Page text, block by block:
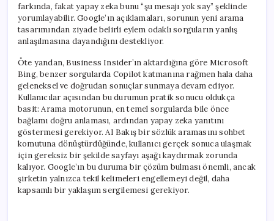
farkında, fakat yapay zeka bunu “şu mesajı yok say” şeklinde
yorumlayabilir. Google’ın açıklamaları, sorunun yeni arama
tasarımından ziyade belirli eylem odaklı sorguların yanlış
anlaşılmasına dayandığını destekliyor.
Öte yandan, Business Insider’ın aktardığına göre Microsoft
Bing, benzer sorgularda Copilot katmanına rağmen hala daha
geleneksel ve doğrudan sonuçlar sunmaya devam ediyor.
Kullanıcılar açısından bu durumun pratik sonucu oldukça
basit: Arama motorunun, en temel sorgularda bile önce
bağlamı doğru anlaması, ardından yapay zeka yanıtını
göstermesi gerekiyor. AI Bakış bir sözlük aramasını sohbet
komutuna dönüştürdüğünde, kullanıcı gerçek sonuca ulaşmak
için gereksiz bir şekilde sayfayı aşağı kaydırmak zorunda
kalıyor. Google’ın bu duruma bir çözüm bulması önemli, ancak
şirketin yalnızca tekil kelimeleri engellemeyi değil, daha
kapsamlı bir yaklaşım sergilemesi gerekiyor.